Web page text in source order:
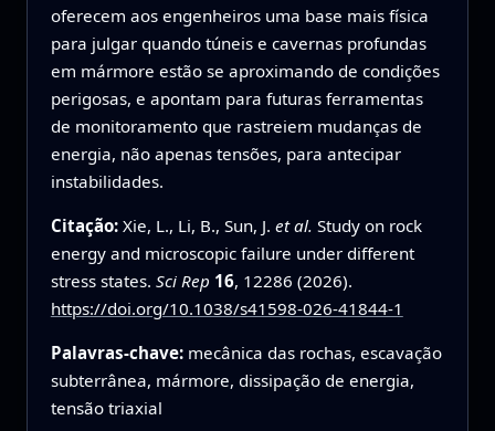
oferecem aos engenheiros uma base mais física
para julgar quando túneis e cavernas profundas
em mármore estão se aproximando de condições
perigosas, e apontam para futuras ferramentas
de monitoramento que rastreiem mudanças de
energia, não apenas tensões, para antecipar
instabilidades.
Citação: Xie, L., Li, B., Sun, J. et al. Study on rock
energy and microscopic failure under different
stress states. Sci Rep 16, 12286 (2026).
https://doi.org/10.1038/s41598-026-41844-1
Palavras-chave: mecânica das rochas, escavação
subterrânea, mármore, dissipação de energia,
tensão triaxial